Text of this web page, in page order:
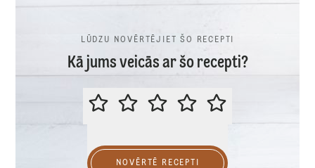
LŪDZU NOVĒRTĒJIET ŠO RECEPTI
Kā jums veicās ar šo recepti?
LŪDZU NOVĒRTĒJIET ŠO RECEPTI
NOVĒRTĒ RECEPTI